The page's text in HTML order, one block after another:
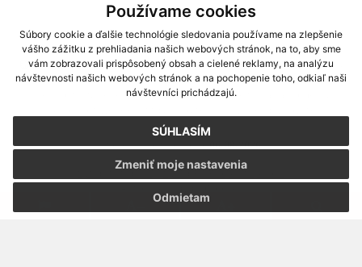
Používame cookies
Súbory cookie a ďalšie technológie sledovania používame na zlepšenie
vášho zážitku z prehliadania našich webových stránok, na to, aby sme
vám zobrazovali prispôsobený obsah a cielené reklamy, na analýzu
návštevnosti našich webových stránok a na pochopenie toho, odkiaľ naši
návštevníci prichádzajú.
SÚHLASÍM
Odmietam
Zmeniť moje nastavenia
využite možnosť získavania aktuálnych informácií s využitím RSS
CMS systém (redakčný) systém ECHELON 2,Mapa stránok,web portál
webex.digital, s.r.o.,domény,registrácia domény
Posledná aktualizácia:06.08.2026
Vytlačiť stránku|Vyhlásenie o prístupnosti